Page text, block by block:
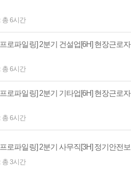
총 6시간
로파일링] 2분기 건설업[6H] 현장근로
총 6시간
로파일링] 2분기 기타업[6H] 현장근로
총 6시간
로파일링] 2분기 사무직[3H] 정기안전
총 3시간